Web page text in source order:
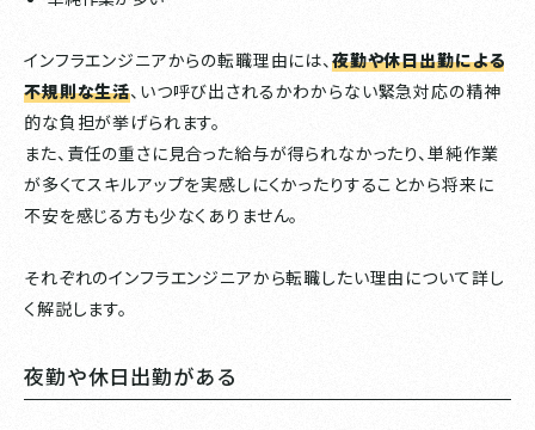
インフラエンジニアからの転職理由には、 夜勤や休日出勤による
不規則な生活、いつ呼び出されるかわからない緊急対応の精神
的な負担が挙げられます。
また、責任の重さに見合った給与が得られなかったり、単純作業
が多くてスキルアップを実感しにくかったりすることから将来に
不安を感じる方も少なくありません。
それぞれのインフラエンジニアから転職したい理由について詳し
く解説します。
夜勤や休日出勤がある